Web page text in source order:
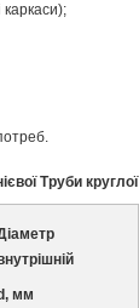
каркаси);
Труби круглої
мм